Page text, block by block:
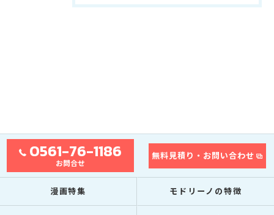
0561-76-1186
お問合せ
無料見積り・お問い合わせ
漫画特集 モドリーノの特徴